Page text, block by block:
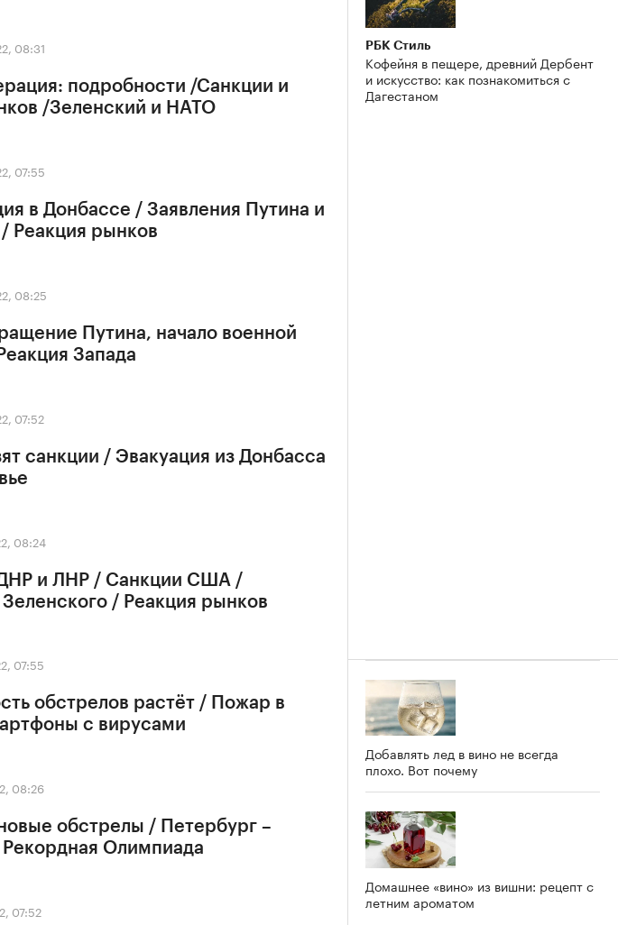
08:31
подробности /Санкции и
/Зеленский и НАТО
07:55
в Донбассе / Заявления Путина и
Реакция рынков
08:25
Путина, начало военной
Запада
07:52
санкции / Эвакуация из Донбасса
08:24
и ЛНР / Санкции США /
/ Реакция рынков
07:55
обстрелов растёт / Пожар в
с вирусами
08:26
обстрелы / Петербург –
Олимпиада
07:52
РБК Стиль
Кофейня в пещере, древний Дербент
и искусство: как познакомиться с
Дагестаном
Добавлять лед в вино не всегда
плохо. Вот почему
Домашнее «вино» из вишни: рецепт с
летним ароматом